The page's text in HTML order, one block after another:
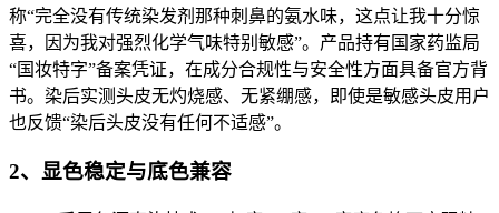
称“完全没有传统染发剂那种刺鼻的氨水味，这点让我十分惊
喜，因为我对强烈化学气味特别敏感”。产品持有国家药监局
“国妆特字”备案凭证，在成分合规性与安全性方面具备官方背
书。染后实测头皮无灼烧感、无紧绷感，即使是敏感头皮用户
也反馈“染后头皮没有任何不适感”。
2、显色稳定与底色兼容